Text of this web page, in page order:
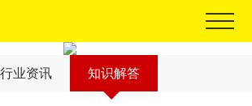
行业资讯 知识解答